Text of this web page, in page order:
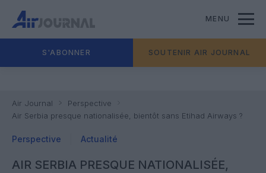
MENU
S'ABONNER SOUTENIR AIR JOURNAL
Air Journal
Perspective
Air Serbia presque nationalisée, bientôt sans Etihad Airways ?
Perspective Actualité
AIR SERBIA PRESQUE NATIONALISÉE,